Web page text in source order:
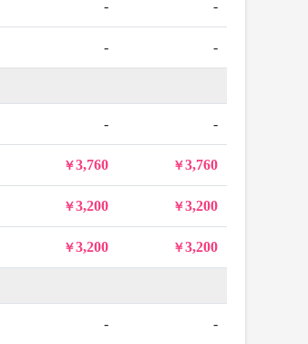
- -
- -
- -
3,760 3,760
3,200 3,200
3,200 3,200
- -